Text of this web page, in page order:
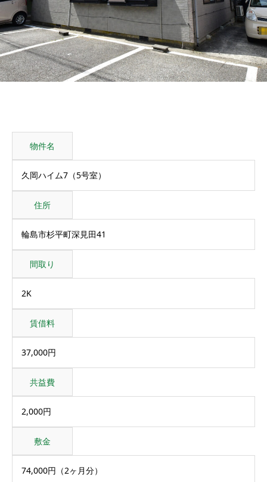
物件名
久岡ハイム7（5号室）
住所
輪島市杉平町深見田41
間取り
2K
賃借料
37,000円
共益費
2,000円
敷金
74,000円（2ヶ月分）